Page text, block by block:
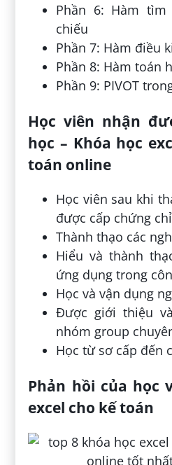
Phần 6: Hàm
chiếu
Phần 7: Hàm điều
Phần 8: Hàm toán
Phần 9: PIVOT
Học viên nhận
học – Khóa học
toán online
Học viên sau khi
được cấp chứng
Thành thạo các
Hiểu và thành
ứng dụng trong
Học và vận dụng
Được giới thiệu
nhóm group
Học từ sơ cấp đến
Phản hồi của học
excel cho kế toán